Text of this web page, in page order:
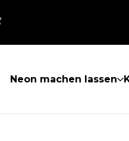
Neon machen lassen